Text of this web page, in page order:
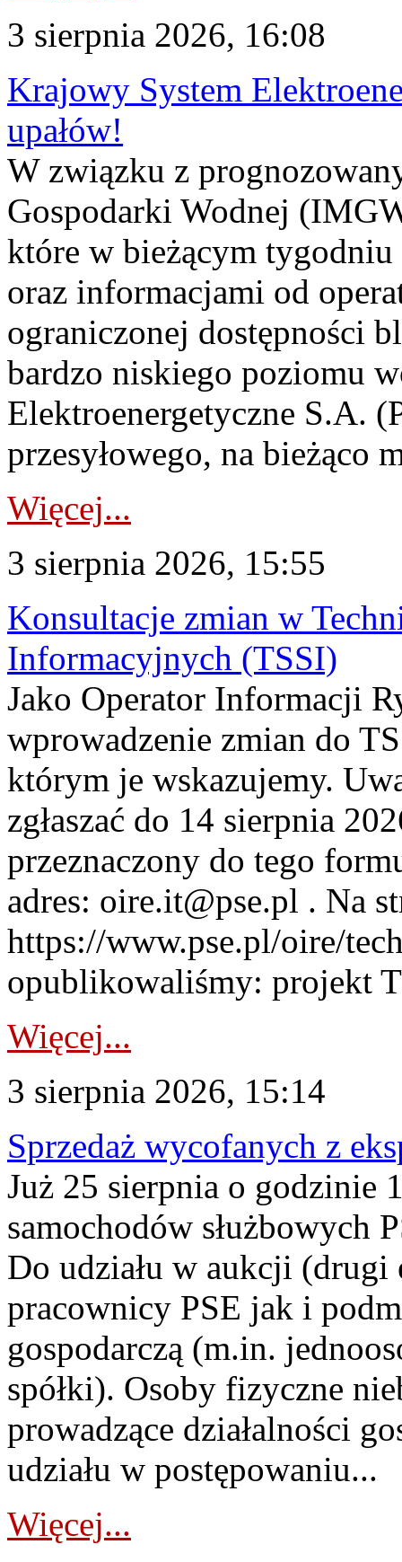
3 sierpnia 2026, 16:08
Krajowy System
upałów!
W związku z
Gospodarki Wodnej
które w bieżącym tygodniu
oraz informacjami od
ograniczonej dostępności
bardzo niskiego poziomu
Elektroenergetyczne S.A.
przesyłowego, na bieżąco
Więcej...
3 sierpnia 2026, 15:55
Konsultacje zmian w
Informacyjnych (TSSI)
Jako Operator Informacji
wprowadzenie zmian do
którym je wskazujemy.
zgłaszać do 14 sierpnia
przeznaczony do tego
adres: oire.it@pse.pl . Na
https://www.pse.pl/oire/
opublikowaliśmy: projekt
Więcej...
3 sierpnia 2026, 15:14
Sprzedaż wycofanych z
Już 25 sierpnia o godzinie
samochodów służbowych
Do udziału w aukcji (drugi
pracownicy PSE jak i
gospodarczą (m.in.
spółki). Osoby fizyczne
prowadzące działalności
udziału w postępowaniu...
Więcej...